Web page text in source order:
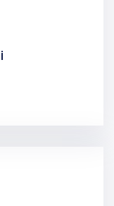
Kurulu Başkanı
Mah. 2785.